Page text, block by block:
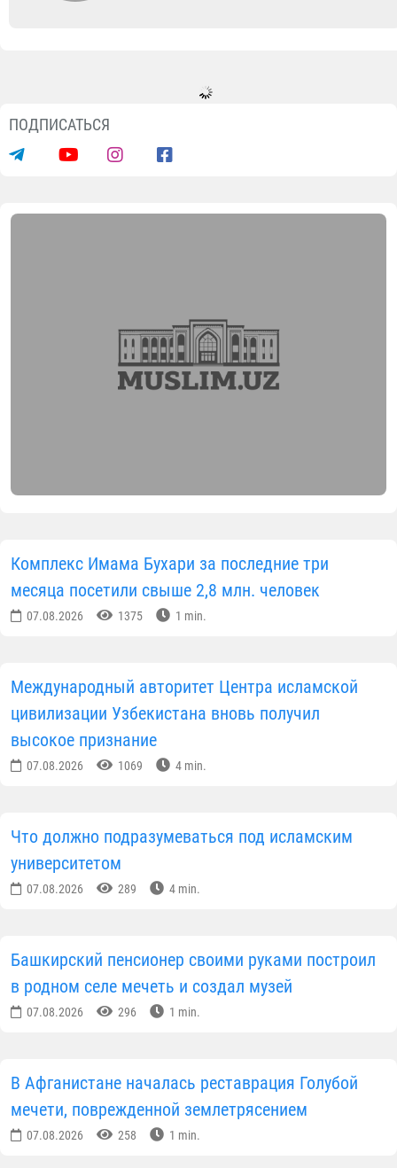
ПОДПИСАТЬСЯ
Комплекс Имама Бухари за последние три
месяца посетили свыше 2,8 млн. человек
07.08.2026 1375 1 min.
Международный авторитет Центра исламской
цивилизации Узбекистана вновь получил
высокое признание
07.08.2026 1069 4 min.
Что должно подразумеваться под исламским
университетом
07.08.2026 289 4 min.
Башкирский пенсионер своими руками построил
в родном селе мечеть и создал музей
07.08.2026 296 1 min.
В Афганистане началась реставрация Голубой
мечети, поврежденной землетрясением
07.08.2026 258 1 min.